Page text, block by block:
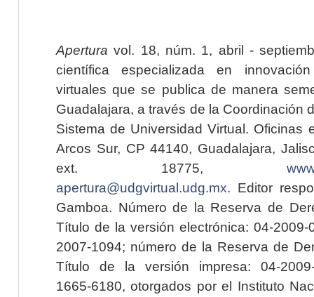
Apertura vol. 18, núm. 1, abril -
científica especializada en
virtuales que se publica de manera
Guadalajara, a través de la Coordinación
Sistema de Universidad Virtual. Oficinas
Arcos Sur, CP 44140, Guadalajara,
ext. 18775,
apertura@udgvirtual.udg.mx. Editor
Gamboa. Número de la Reserva de
Título de la versión electrónica: 04-2009-
2007-1094; número de la Reserva de
Título de la versión impresa: 04-2009-
1665-6180, otorgados por el Instituto